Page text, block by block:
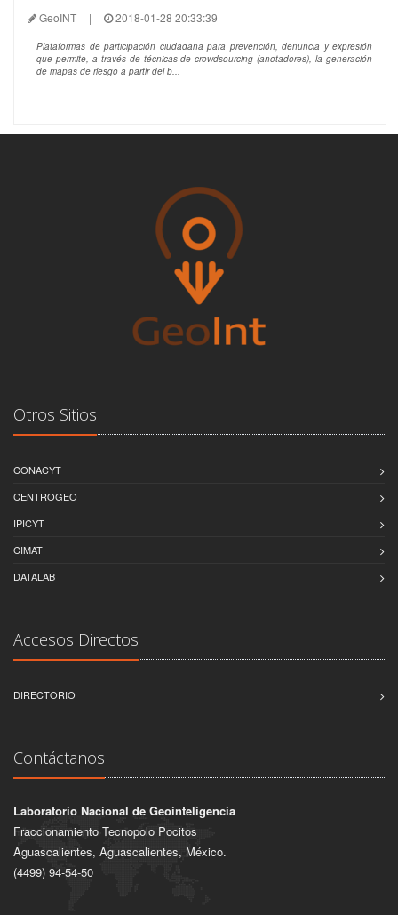
GeoINT | 2018-01-28 20:33:39
Plataformas de participación ciudadana para prevención, denuncia y expresión
que permite, a través de técnicas de crowdsourcing (anotadores), la generación
de mapas de riesgo a partir del b...
Otros Sitios
CONACYT
CENTROGEO
IPICYT
CIMAT
DATALAB
Accesos Directos
DIRECTORIO
Contáctanos
Laboratorio Nacional de Geointeligencia
Fraccionamiento Tecnopolo Pocitos
Aguascalientes, Aguascalientes, México.
(4499) 94-54-50